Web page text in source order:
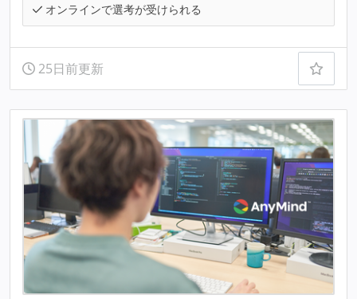
オンラインで選考が受けられる
25日前更新